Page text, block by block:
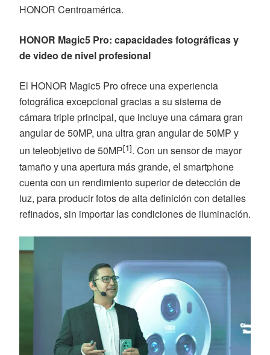
HONOR Centroamérica.
HONOR Magic5 Pro: capacidades fotográficas y
de video de nivel profesional
El HONOR Magic5 Pro ofrece una experiencia
fotográfica excepcional gracias a su sistema de
cámara triple principal, que incluye una cámara gran
angular de 50MP, una ultra gran angular de 50MP y
un teleobjetivo de 50MP[1]. Con un sensor de mayor
tamaño y una apertura más grande, el smartphone
cuenta con un rendimiento superior de detección de
luz, para producir fotos de alta definición con detalles
refinados, sin importar las condiciones de iluminación.